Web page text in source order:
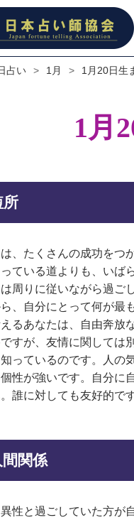
占い > 1月 > 1月20日生
1月
所
、たくさんの成功をつ
ている道よりも、いば
周りに従いながら過ご
、自分にとって何が最
るあなたは、自由奔放
すが、友情に関しては
っているのです。人の
性が強いです。自分に
誰に対しても友好的で
関係
性と過ごしていた方が